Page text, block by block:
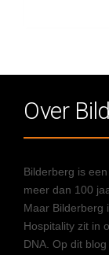
Over
Bilderberg is
meer dan 100
Maar Bilderberg
Hospitality zit in
DNA. Op dit